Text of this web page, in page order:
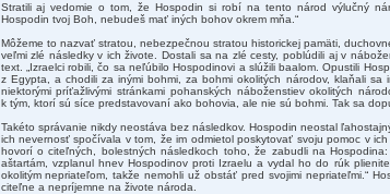
Stratili aj vedomie o tom, že Hospodin si robí na tento národ výlučný
Hospodin tvoj Boh, nebudeš mať iných bohov okrem mňa.“
Môžeme to nazvať stratou, nebezpečnou stratou historickej pamäti,
veľmi zlé následky v ich živote. Dostali sa na zlé cesty, poblúdili aj v
text. „Izraelci robili, čo sa neľúbilo Hospodinovi a slúžili baalom. Opustili
z Egypta, a chodili za inými bohmi, za bohmi okolitých národov, klaňali sa
niektorými príťažlivými stránkami pohanských náboženstiev okolitých
k tým, ktorí sú síce predstavovaní ako bohovia, ale nie sú bohmi. Tak sa
Takéto správanie nikdy neostáva bez následkov. Hospodin neostal
ich nevernosť spočívala v tom, že im odmietol poskytovať svoju pomoc v
hovorí o citeľných, bolestných následkoch toho, že zabudli na
aštartám, vzplanul hnev Hospodinov proti Izraelu a vydal ho do rúk
okolitým nepriateľom, takže nemohli už obstáť pred svojimi nepriateľmi.“
citeľne a nepríjemne na živote národa.